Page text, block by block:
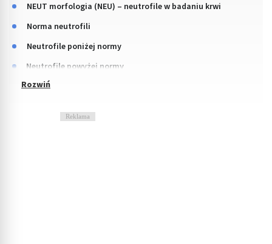
NEUT morfologia (NEU) – neutrofile w badaniu krwi
Norma neutrofili
Neutrofile poniżej normy
Neutrofile powyżej normy
Reklama